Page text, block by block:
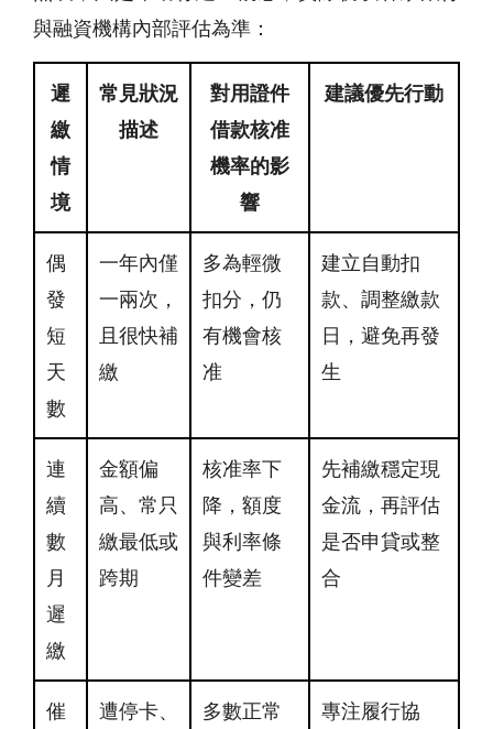
與融資機構內部評估為準：
遲
繳
情
境
常見狀況
描述
對用證件
借款核准
機率的影
響
建議優先行動
偶
發
短
天
數
一年內僅
一兩次，
且很快補
繳
多為輕微
扣分，仍
有機會核
准
建立自動扣
款、調整繳款
日，避免再發
生
連
續
數
月
遲
繳
金額偏
高、常只
繳最低或
跨期
核准率下
降，額度
與利率條
件變差
先補繳穩定現
金流，再評估
是否申貸或整
合
催
遭停卡、
多數正常
專注履行協